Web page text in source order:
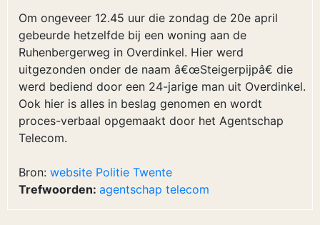
Om ongeveer 12.45 uur die zondag de 20e april
gebeurde hetzelfde bij een woning aan de
Ruhenbergerweg in Overdinkel. Hier werd
uitgezonden onder de naam â€œSteigerpijpâ€ die
werd bediend door een 24-jarige man uit Overdinkel.
Ook hier is alles in beslag genomen en wordt
proces-verbaal opgemaakt door het Agentschap
Telecom.
Bron: website Politie Twente
Trefwoorden: agentschap telecom